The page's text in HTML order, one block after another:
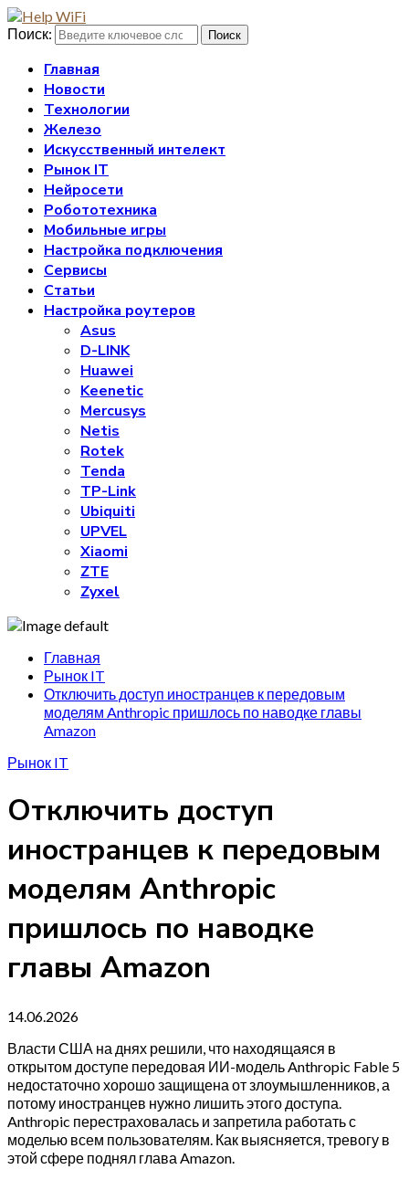
Поиск: Поиск
Главная
Новости
Технологии
Железо
Искусственный интелект
Рынок IT
Нейросети
Робототехника
Мобильные игры
Настройка подключения
Сервисы
Статьи
Настройка роутеров
Asus
D-LINK
Huawei
Keenetic
Mercusys
Netis
Rotek
Tenda
TP-Link
Ubiquiti
UPVEL
Xiaomi
ZTE
Zyxel
Главная
Рынок IT
Отключить доступ иностранцев к передовым
моделям Anthropic пришлось по наводке главы
Amazon
Рынок IT
Отключить доступ
иностранцев к передовым
моделям Anthropic
пришлось по наводке
главы Amazon
14.06.2026
Власти США на днях решили, что находящаяся в
открытом доступе передовая ИИ-модель Anthropic Fable 5
недостаточно хорошо защищена от злоумышленников, а
потому иностранцев нужно лишить этого доступа.
Anthropic перестраховалась и запретила работать с
моделью всем пользователям. Как выясняется, тревогу в
этой сфере поднял глава Amazon.